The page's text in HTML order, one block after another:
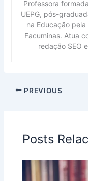
Professora
UEPG, pós-
na Educação pela
Facuminas. Atua
redação SEO
PREVIOUS
Posts